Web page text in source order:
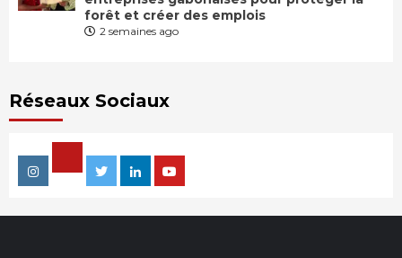
forêt et créer des emplois
2 semaines ago
Réseaux Sociaux
Instagram
Facebook
TwitterLinkedin